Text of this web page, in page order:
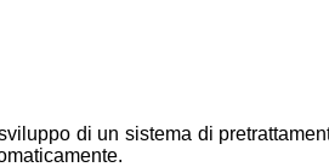
di un sistema di